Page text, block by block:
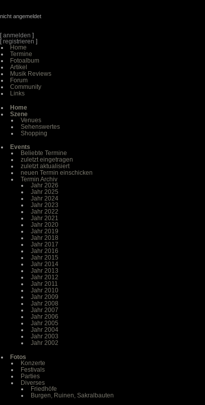
nicht angemeldet
[anmelden ]
[registrieren ]
Home
Termine
Fotoalbum
Artikel
Musik Reviews
Forum
Community
Links
Home
Szene
Venues
Sehenswertes
Shopping
Events
Beliebte Termine
zuletzt eingetragen
zuletzt aktualisiert
neuen Termin einschicken
Termin Archiv
Jahr 2026
Jahr 2025
Jahr 2024
Jahr 2023
Jahr 2022
Jahr 2021
Jahr 2020
Jahr 2019
Jahr 2018
Jahr 2017
Jahr 2016
Jahr 2015
Jahr 2014
Jahr 2013
Jahr 2012
Jahr 2011
Jahr 2010
Jahr 2009
Jahr 2008
Jahr 2007
Jahr 2006
Jahr 2005
Jahr 2004
Jahr 2003
Jahr 2002
Fotos
Konzerte
Festivals
Parties
Diverses
Friedhöfe
Burgen, Ruinen, Sakralbauten